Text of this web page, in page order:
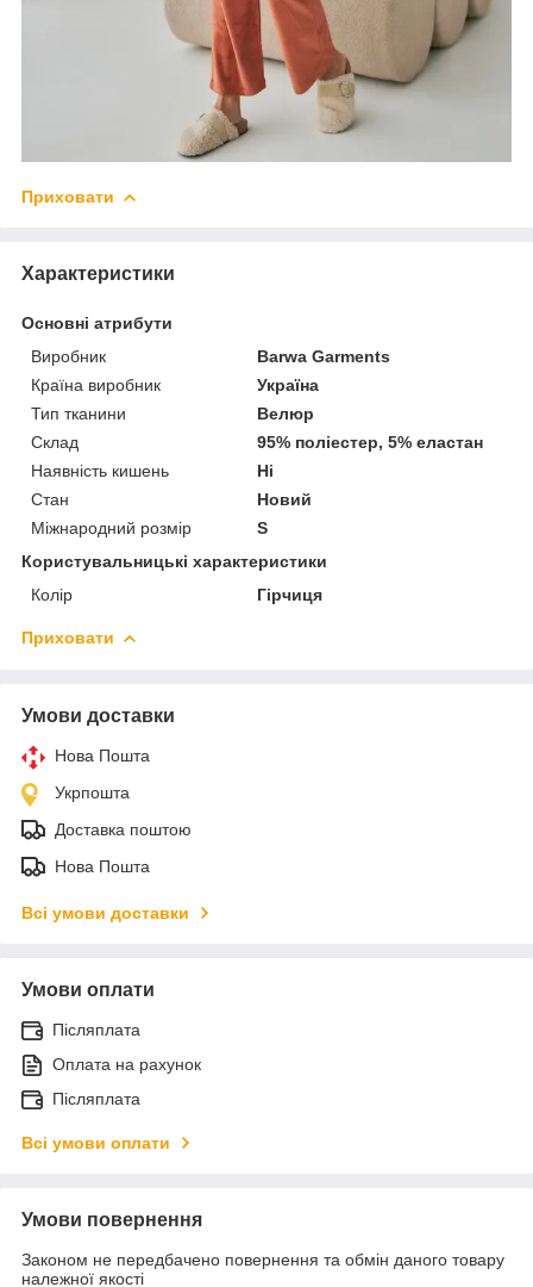
Приховати
Характеристики
Основні атрибути
Виробник
Barwa Garments
Країна виробник
Україна
Тип тканини
Велюр
Склад
95% поліестер, 5% еластан
Наявність кишень
Ні
Стан
Новий
Міжнародний розмір
S
Користувальницькі характеристики
Колір
Гірчиця
Приховати
Умови доставки
Нова Пошта
Укрпошта
Доставка поштою
Нова Пошта
Всі умови доставки
Умови оплати
Післяплата
Оплата на рахунок
Післяплата
Всі умови оплати
Умови повернення
Законом не передбачено повернення та обмін даного товару
належної якості